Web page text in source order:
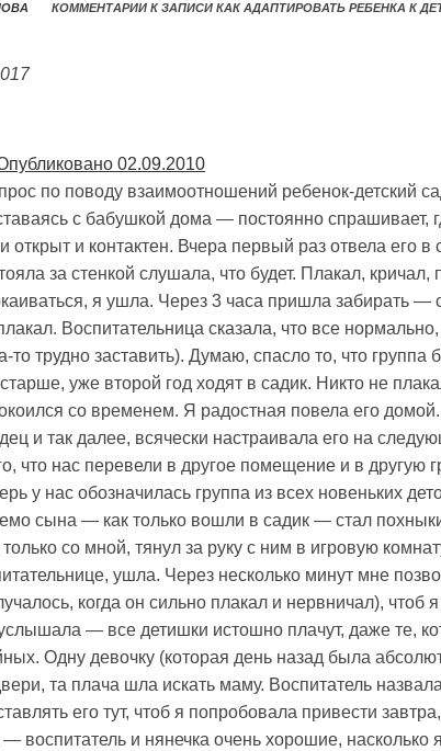
КОММЕНТАРИИК ЗАПИСИ КАК АДАПТИРОВАТЬ РЕБЕНКА К
02.09.2010
по поводу взаимоотношений ребенок-детский
с бабушкой дома — постоянно спрашивает,
открыт и контактен. Вчера первый раз отвела его в
за стенкой слушала, что будет. Плакал,
я ушла. Через 3 часа пришла забирать —
Воспитательница сказала, что все
то трудно заставить). Думаю, спасло то, что
уже второй год ходят в садик. Никто не
со временем. Я радостная повела его
и так далее, всячески настраивала его на
что нас перевели в другое помещение и в
у нас обозначилась группа из всех новеньких
сына — как только вошли в садик — стал
со мной, тянул за руку с ним в игровую
ушла. Через несколько минут мне
когда он сильно плакал и нервничал), чтоб
— все детишки истошно плачут, даже те,
Одну девочку (которая день назад была
та плача шла искать маму. Воспитатель
его тут, чтоб я попробовала привести
воспитатель и нянечка очень хорошие, насколько